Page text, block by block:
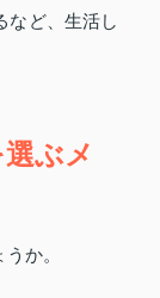
など、生活し
ぶメ
か。